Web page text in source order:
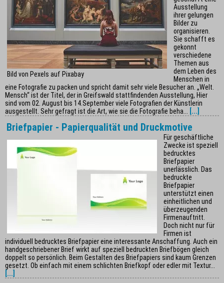
Bild von Pexels auf Pixabay
Ausstellung
ihrer gelungen
Bilder zu
organisieren.
Sie schafft es
gekonnt
verschiedene
Themen aus
dem Leben des
Menschen in
eine Fotografie zu packen und spricht damit sehr viele Besucher an. „Welt.
Mensch“ ist der Titel, der in Greifswald stattfindenden Ausstellung, Hier
sind vom 02. August bis 14.September viele Fotografien der Künstlerin
ausgestellt. Sehr gefragt ist die Art, wie sie die Fotografie beha...
[...]
Briefpapier - Papierqualität und Druckmotive
Für geschäftliche
Zwecke ist speziell
bedrucktes
Briefpapier
unerlässlich. Das
bedruckte
Briefpapier
unterstützt einen
einheitlichen und
überzeugenden
Firmenauftritt.
Doch nicht nur für
Firmen ist
individuell bedrucktes Briefpapier eine interessante Anschaffung. Auch ein
handgeschriebener Brief wirkt auf speziell bedruckten Briefbögen gleich
doppelt so persönlich. Beim Gestalten des Briefpapiers sind kaum Grenzen
gesetzt. Ob einfach mit einem schlichten Briefkopf oder edler mit Textur...
[...]